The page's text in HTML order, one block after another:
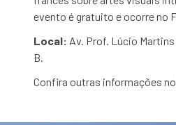
evento é gratuito e ocorre no
Local: Av. Prof. Lúcio Martins
B.
Confira outras informações